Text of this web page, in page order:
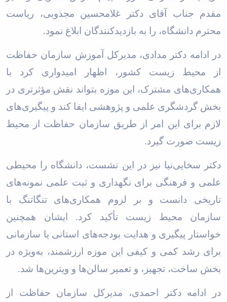
مقدم جناب آقای دکتر غلامحسین مجذوبی، ریاست
محترم دانشگاه، را به بازدیدکنندگان ابلاغ نمود.
در ادامه دکتر مدادی، مدیرکل آموزش سازمان حفاظت
از محیط زیست کشور، اظهار امیدواری کرد با
همکاری‌های مشترک، این موزه بتواند نقش مؤثرتری در
بخش گردشگری علمی و پژوهشی ایفا کند و پیگیری‌های
لازم برای این امر از طریق سازمان حفاظت از محیط
زیست صورت گیرد.
دکتر سخایی‌نیا نیز در این نشست، دانشگاه را محیطی
علمی و فرهنگی برای نگهداری و ثبت علمی نمونه‌های
تاریخی دانست و بر لزوم همکاری‌های تنگاتنگ با
سازمان محیط زیست تأکید کرد. ایشان همچنین
خواستار پیگیری و هدایت بودجه‌های استانی یا سازمانی
برای رشد کمی و کیفی این موزه ارزشمند، به‌ویژه در
بخش ساخت، تجهیز، و تعمیر سالن‌ها و ویترین‌ها شد.
در ادامه دکتر احمدی، مدیرکل سازمان حفاظت از